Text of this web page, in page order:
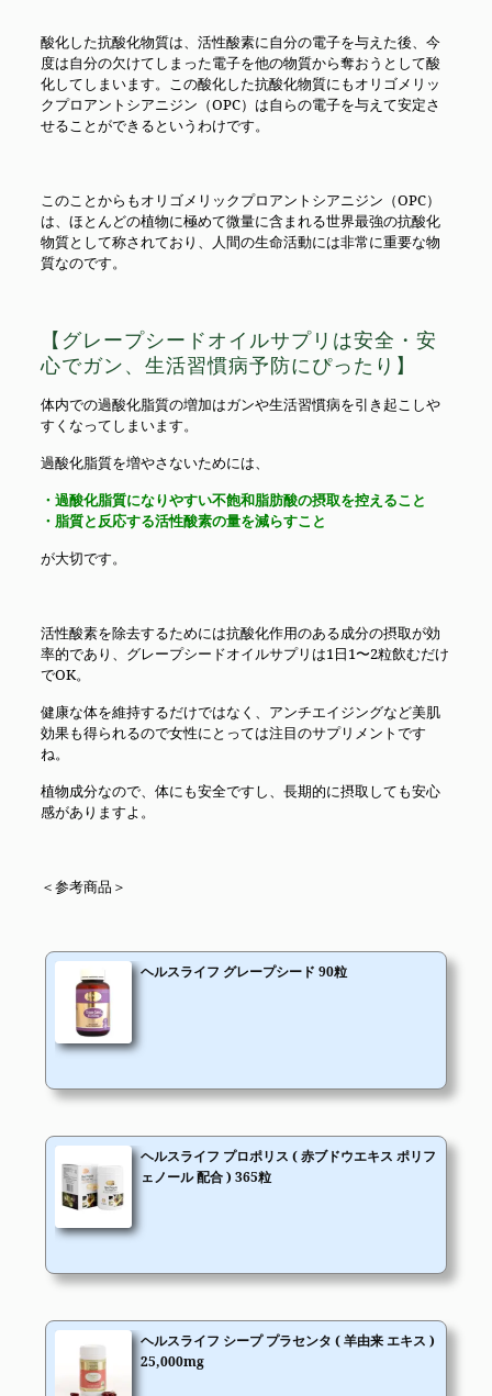
酸化した抗酸化物質は、活性酸素に自分の電子を与えた後、今
度は自分の欠けてしまった電子を他の物質から奪おうとして酸
化してしまいます。この酸化した抗酸化物質にもオリゴメリッ
クプロアントシアニジン（OPC）は自らの電子を与えて安定さ
せることができるというわけです。
このことからもオリゴメリックプロアントシアニジン（OPC）
は、ほとんどの植物に極めて微量に含まれる世界最強の抗酸化
物質として称されており、人間の生命活動には非常に重要な物
質なのです。
【グレープシードオイルサプリは安全・安
心でガン、生活習慣病予防にぴったり】
体内での過酸化脂質の増加はガンや生活習慣病を引き起こしや
すくなってしまいます。
過酸化脂質を増やさないためには、
・過酸化脂質になりやすい不飽和脂肪酸の摂取を控えること
・脂質と反応する活性酸素の量を減らすこと
が大切です。
活性酸素を除去するためには抗酸化作用のある成分の摂取が効
率的であり、グレープシードオイルサプリは1日1〜2粒飲むだけ
でOK。
健康な体を維持するだけではなく、アンチエイジングなど美肌
効果も得られるので女性にとっては注目のサプリメントです
ね。
植物成分なので、体にも安全ですし、長期的に摂取しても安心
感がありますよ。
＜参考商品＞
ヘルスライフ グレープシード 90粒
ヘルスライフ プロポリス ( 赤ブドウエキス ポリフ
ェノール 配合 ) 365粒
ヘルスライフ シープ プラセンタ ( 羊由来 エキス )
25,000mg